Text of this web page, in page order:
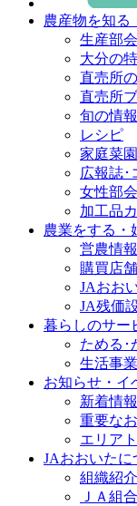
農産物を知る
生産部会
大分の
直売所
直売所
旬の情報
レシピ
家庭菜園
広報誌･
女性部
加工品
農業をする・
営農情報
購買店舗
JAおお
JA残価
暮らしのサー
ためる･
生活事業
お知らせ・イ
新着情報
重要な
エリア
JAおおいたに
組織紹介
ＪＡ組